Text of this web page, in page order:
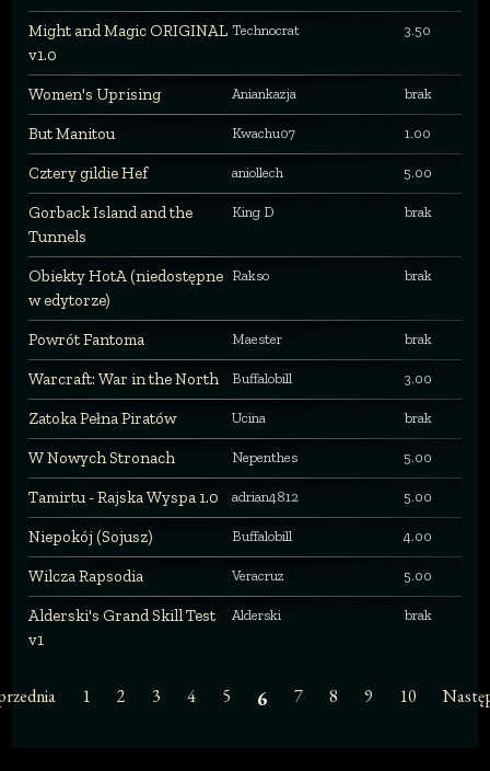
Might and Magic ORIGINAL
v1.0
Technocrat 3.50
Women's Uprising Aniankazja brak
But Manitou Kwachu07 1.00
Cztery gildie Hef aniollech 5.00
Gorback Island and the
Tunnels
King D brak
Obiekty HotA (niedostępne
w edytorze)
Rakso brak
Powrót Fantoma Maester brak
Warcraft: War in the North Buffalobill 3.00
Zatoka Pełna Piratów Ucina brak
W Nowych Stronach Nepenthes 5.00
Tamirtu - Rajska Wyspa 1.0 adrian4812 5.00
Niepokój (Sojusz) Buffalobill 4.00
Wilcza Rapsodia Veracruz 5.00
Alderski's Grand Skill Test
v1
Alderski brak
1 2 3 4 5 6 7 8 9 10